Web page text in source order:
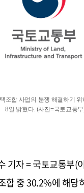
조합 사업의 분쟁 해결하기
8일 밝혔다. (사진=국토교통
기자 = 국토교통부(
합 중30.2%에 해당